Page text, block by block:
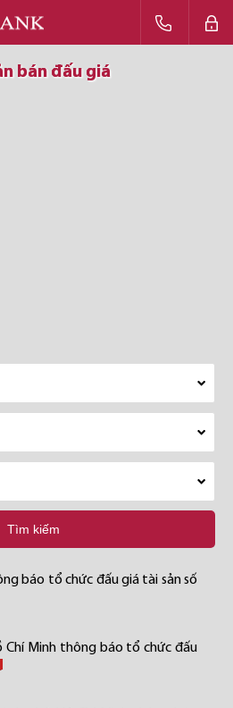
bán đấu giá
bán đấu giá
bán đấu giá
Tìm kiếm
báo tổ chức đấu giá tài sản số
Chí Minh thông báo tổ chức đấu